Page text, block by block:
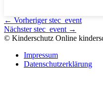
← Vorheriger stec_event
Nächster stec_event →
© Kinderschutz Online
Impressum
Datenschutzerklärung